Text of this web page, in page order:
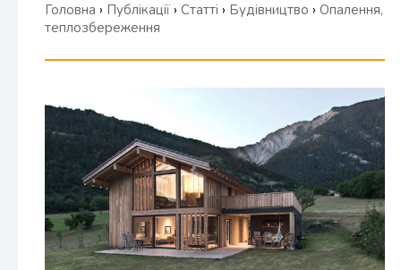
Головна › Публікації › Статті › Будівництво › Опалення,
теплозбереження